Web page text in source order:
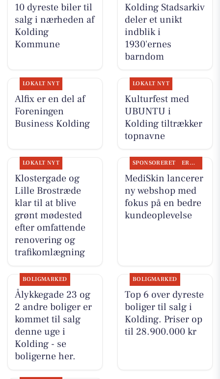
10 dyreste biler til
salg i nærheden af
Kolding
Kommune
Kolding Stadsarkiv
deler et unikt
indblik i
1930'ernes
barndom
LOKALT NYT
Alfix er en del af
Foreningen
Business Kolding
LOKALT NYT
Kulturfest med
UBUNTU i
Kolding tiltrækker
topnavne
LOKALT NYT
Klostergade og
Lille Brostræde
klar til at blive
grønt mødested
efter omfattende
renovering og
trafikomlægning
SPONSORERET ERHVERV
MediSkin lancerer
ny webshop med
fokus på en bedre
kundeoplevelse
BOLIGMARKED
Ålykkegade 23 og
2 andre boliger er
kommet til salg
denne uge i
Kolding - se
boligerne her.
BOLIGMARKED
Top 6 over dyreste
boliger til salg i
Kolding. Priser op
til 28.900.000 kr